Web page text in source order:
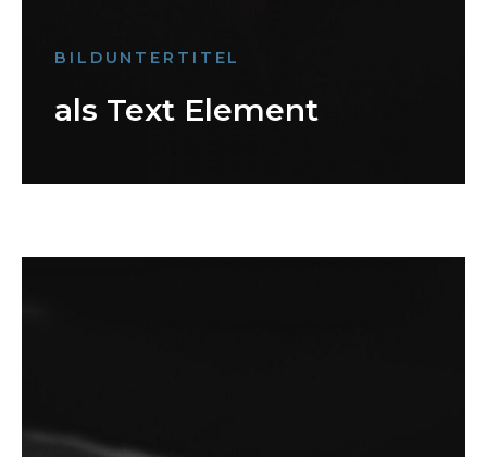
BILDUNTERTITEL
als Text Element